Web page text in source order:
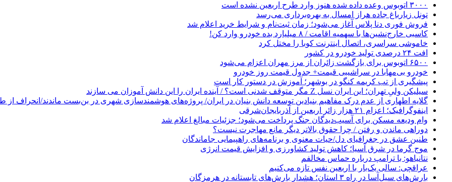
۳۰۰۰ اتوبوس وعده داده شده هنوز وارد طرح اربعین نشده است
تونل زیارباغ جاده هراز امسال به بهره‌برداری می‌رسد
فروش فوری دنا پلاس آغاز می‌شود؛ زمان ثبت‌نام و شرایط خرید اعلام شد
کاسبی خارج‌نشین‌ها با سهمیه اقامت / ۸ میلیارد بده خودرو وارد کن!
خاموشی سراسری، اتصال اینترنت کوبا را مختل کرد
افت ۲۴ درصدی تولید خودرو در کشور
۶۵۰۰ اتوبوس برای بازگشت زائران از مرز مهران اعزام می‌شود
خودرو بی‌مهابا در سراشیبی قیمت+ جدول قیمت روز خودرو
پیشگیری از تب کریمه کنگو در بوشهر؛ آموزش در دستور کار است
سیلیکن ولیِ تهران؛ این ایران نسل Z مگر متوقف شدنی است؟ / آینده ایران را این دانش آموزان می سازند
گلایه اطهاری از عدم درک مفاهیم بنیادین توسعه دانش بنیان در ایران/ پروژه‌های هوشمندسازی شهری در بن‌بست ماندند/انحراف از طرح جامع ۱۳۸۶ به
اینفوگرافیک؛ اعزام ۲۱ هزار زائر اربعین از آذربایجان‌شرقی
وام ودیعه مسکن برای آسیب‌دیدگان جنگ پرداخت می‌شود؛ جزئیات مبالغ اعلام شد
دوراهی ماندن و رفتن / چرا حقوق بالاتر دیگر مانع مهاجرت نیست؟
طنین عشق در جغرافیای دل/حیات معنوی و برنامه‌های راهپیمایی جاماندگان
موج گرما در شرق آسیا؛ کاهش تولید کشاورزی و افزایش قیمت انرژی
نتانیاهو: با ترامپ درباره حماس مخالفم
عراقچی: سالی یک‌بار با اربعین نفس تازه می‌کنیم
بارش‌های سیل‌آسا در راه ۳ استان؛ هشدار بارش‌های تابستانه در هرمزگان